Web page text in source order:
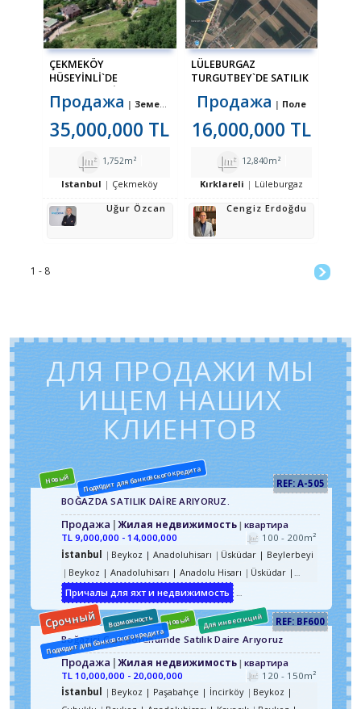
ÇEKMEKÖY
HÜSEYINLI`DE
MANZARALI, İMARLI
ARSA
Продажа Земельный участок в жилой зоне
35,000,000 TL
1,752m²
Istanbul
Çekmeköy
Uğur Özcan
LÜLEBURGAZ
TURGUTBEY`DE SATILIK
Продажа Поле
16,000,000 TL
12,840m²
Kırklareli
Lüleburgaz
Cengiz Erdoğdu
1 - 8
ДЛЯ ПРОДАЖИ МЫ
ИЩЕМ НАШИХ
КЛИЕНТОВ
Новый Подходит для банковского кредита
BOĞAZDA SATILIK DAİRE ARIYORUZ.
Продажа Жилая недвижимость квартира
REF: A-505
TL 9,000,000 - 14,000,000
100 - 200m²
İstanbul
Beykoz | Anadoluhisarı
Üsküdar | Beylerbeyi
Beykoz | Anadoluhisarı | Anadolu Hisarı
Üsküdar |
Kandilli
Üsküdar | Beylerbeyi
Üsküdar | Çengelköy |
Güzeltepe
Beykoz | Göksu
Beykoz | Anadoluhisarı |
Kavacık
Причалы для яхт и недвижимость С гарантированным
Срочный Возможность Новый Для инвестиций
Подходит для банковского кредита Boğaziçi Geri Görünümde Satılık Daire Arıyoruz
Продажа Жилая недвижимость квартира
REF: BF600
TL 10,000,000 - 20,000,000
120 - 150m²
İstanbul
Beykoz | Paşabahçe | İncirköy
Beykoz |